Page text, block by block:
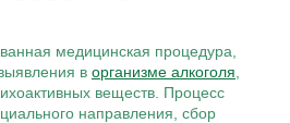
медицинская процедура,
в организме алкоголя
веществ. Процесс
направления, сбор